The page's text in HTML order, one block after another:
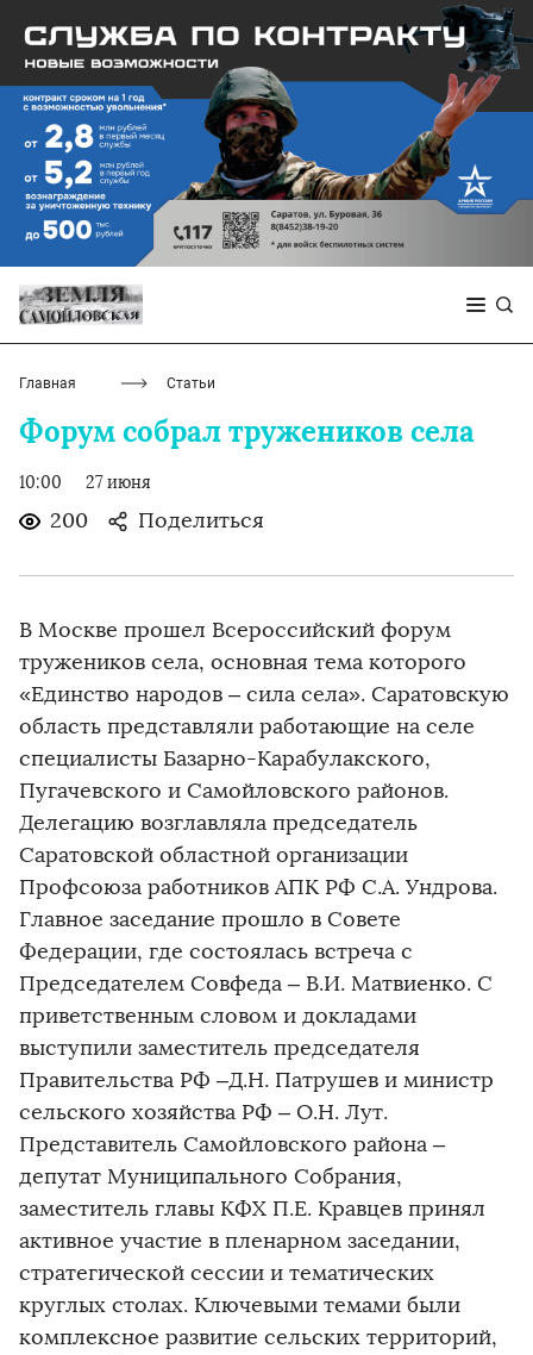
Главная Статьи
Форум собрал тружеников села
10:00 27 июня
200 Поделиться
В Москве прошел Всероссийский форум
тружеников села, основная тема которого
«Единство народов – сила села». Саратовскую
область представляли работающие на селе
специалисты Базарно-Карабулакского,
Пугачевского и Самойловского районов.
Делегацию возглавляла председатель
Саратовской областной организации
Профсоюза работников АПК РФ С.А. Ундрова.
Главное заседание прошло в Совете
Федерации, где состоялась встреча с
Председателем Совфеда – В.И. Матвиенко. С
приветственным словом и докладами
выступили заместитель председателя
Правительства РФ –Д.Н. Патрушев и министр
сельского хозяйства РФ – О.Н. Лут.
Представитель Самойловского района –
депутат Муниципального Собрания,
заместитель главы КФХ П.Е. Кравцев принял
активное участие в пленарном заседании,
стратегической сессии и тематических
круглых столах. Ключевыми темами были
комплексное развитие сельских территорий,